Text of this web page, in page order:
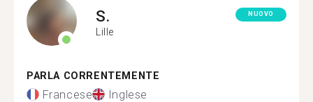
S.
Lille
NUOVO
PARLA CORRENTEMENTE
Francese Inglese